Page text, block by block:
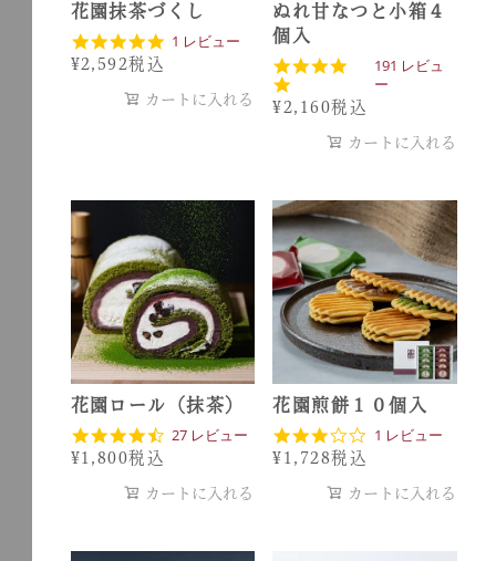
花園抹茶づくし
5
s
t
i
n
g
1 レビュー
¥2,592税込
カートに入れる
ぬれ甘なつと小箱４
個入
4
8
s
t
r
a
t
i
n
g
191 レビュ
ー
¥ 2,160税込
カートに入れる
花園ロール（抹茶）
4
s
r
27 レビュー
¥1,800税込
カートに入れる
花園煎餅１０個入
3
s
1 レビュー
¥ 1,728税込
カートに入れる